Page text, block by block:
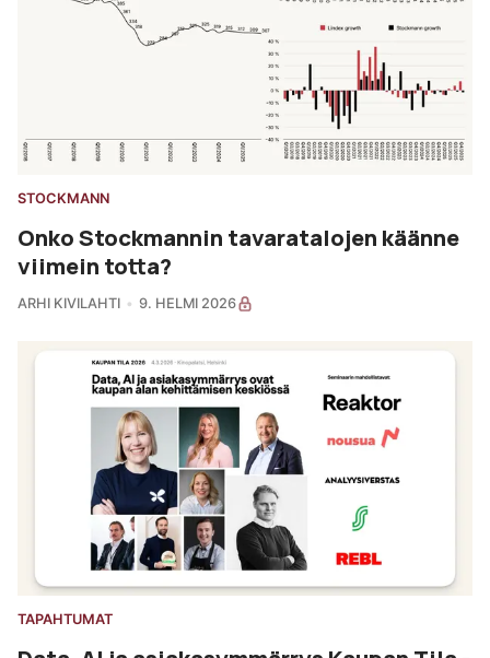
STOCKMANN
Onko Stockmannin tavaratalojen käänne
viimein totta?
ARHI KIVILAHTI 9. HELMI 2026
TAPAHTUMAT